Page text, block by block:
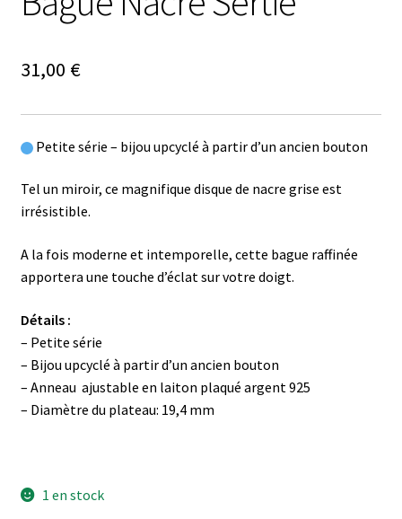
31,00 €
Petite série – bijou upcyclé à partir d’un ancien bouton
Tel un miroir, ce magnifique disque de nacre grise est
irrésistible.
A la fois moderne et intemporelle, cette bague raffinée
apportera une touche d’éclat sur votre doigt.
Détails :
– Petite série
– Bijou upcyclé à partir d’un ancien bouton
– Anneau ajustable en laiton plaqué argent 925
– Diamètre du plateau: 19,4 mm
1 en stock